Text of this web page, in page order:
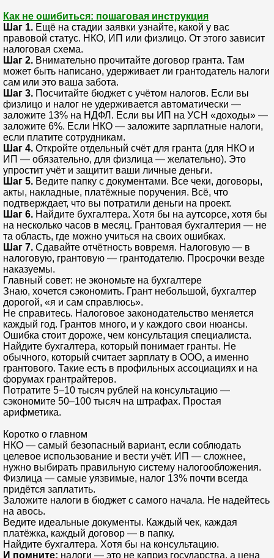
Как не ошибиться: пошаговая инструкция
Шаг 1. Ещё на стадии заявки узнайте, какой у вас
правовой статус. НКО, ИП или физлицо. От этого зависит
налоговая схема.
Шаг 2. Внимательно прочитайте договор гранта. Там
может быть написано, удерживает ли грантодатель налоги
сам или это ваша забота.
Шаг 3. Посчитайте бюджет с учётом налогов. Если вы
физлицо и налог не удерживается автоматически —
заложите 13% на НДФЛ. Если вы ИП на УСН «доходы» —
заложите 6%. Если НКО — заложите зарплатные налоги,
если платите сотрудникам.
Шаг 4. Откройте отдельный счёт для гранта (для НКО и
ИП — обязательно, для физлица — желательно). Это
упростит учёт и защитит ваши личные деньги.
Шаг 5. Ведите папку с документами. Все чеки, договоры,
акты, накладные, платёжные поручения. Всё, что
подтверждает, что вы потратили деньги на проект.
Шаг 6. Найдите бухгалтера. Хотя бы на аутсорсе, хотя бы
на несколько часов в месяц. Грантовая бухгалтерия — не
та область, где можно учиться на своих ошибках.
Шаг 7. Сдавайте отчётность вовремя. Налоговую — в
налоговую, грантовую — грантодателю. Просрочки везде
наказуемы.
Главный совет: не экономьте на бухгалтере
Знаю, хочется сэкономить. Грант небольшой, бухгалтер
дорогой, «я и сам справлюсь».
Не справитесь. Налоговое законодательство меняется
каждый год. Грантов много, и у каждого свои нюансы.
Ошибка стоит дороже, чем консультация специалиста.
Найдите бухгалтера, который понимает гранты. Не
обычного, который считает зарплату в ООО, а именно
грантового. Такие есть в профильных ассоциациях и на
форумах грантрайтеров.
Потратите 5–10 тысяч рублей на консультацию —
сэкономите 50–100 тысяч на штрафах. Простая
арифметика.
Коротко о главном
НКО — самый безопасный вариант, если соблюдать
целевое использование и вести учёт. ИП — сложнее,
нужно выбирать правильную систему налогообложения.
Физлица — самые уязвимые, налог 13% почти всегда
придётся заплатить.
Заложите налоги в бюджет с самого начала. Не надейтесь
на авось.
Ведите идеальные документы. Каждый чек, каждая
платёжка, каждый договор — в папку.
Найдите бухгалтера. Хотя бы на консультацию.
И помните: налоги — это не каприз государства, а цена